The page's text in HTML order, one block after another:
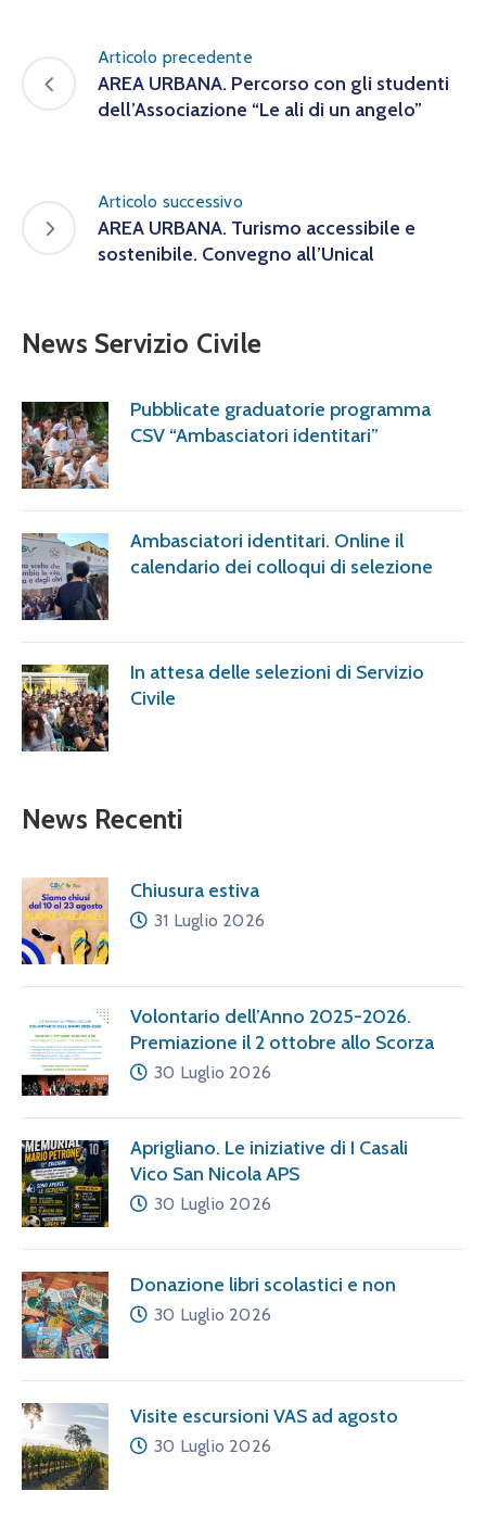
Articolo precedente
AREA URBANA. Percorso con gli studenti
dell’Associazione “Le ali di un angelo”
Articolo successivo
AREA URBANA. Turismo accessibile e
sostenibile. Convegno all’Unical
News Servizio Civile
Pubblicate graduatorie programma
CSV “Ambasciatori identitari”
Ambasciatori identitari. Online il
calendario dei colloqui di selezione
In attesa delle selezioni di Servizio
Civile
News Recenti
Chiusura estiva
31 Luglio 2026
Volontario dell’Anno 2025-2026.
Premiazione il 2 ottobre allo Scorza
30 Luglio 2026
Aprigliano. Le iniziative di I Casali
Vico San Nicola APS
30 Luglio 2026
Donazione libri scolastici e non
30 Luglio 2026
Visite escursioni VAS ad agosto
30 Luglio 2026